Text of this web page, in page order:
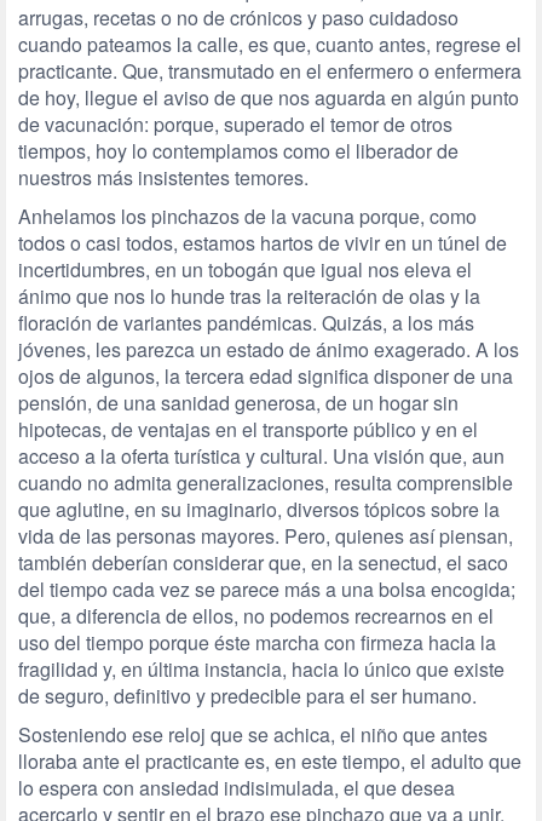
arrugas, recetas o no de crónicos y paso cuidadoso
cuando pateamos la calle, es que, cuanto antes, regrese el
practicante. Que, transmutado en el enfermero o enfermera
de hoy, llegue el aviso de que nos aguarda en algún punto
de vacunación: porque, superado el temor de otros
tiempos, hoy lo contemplamos como el liberador de
nuestros más insistentes temores.
Anhelamos los pinchazos de la vacuna porque, como
todos o casi todos, estamos hartos de vivir en un túnel de
incertidumbres, en un tobogán que igual nos eleva el
ánimo que nos lo hunde tras la reiteración de olas y la
floración de variantes pandémicas. Quizás, a los más
jóvenes, les parezca un estado de ánimo exagerado. A los
ojos de algunos, la tercera edad significa disponer de una
pensión, de una sanidad generosa, de un hogar sin
hipotecas, de ventajas en el transporte público y en el
acceso a la oferta turística y cultural. Una visión que, aun
cuando no admita generalizaciones, resulta comprensible
que aglutine, en su imaginario, diversos tópicos sobre la
vida de las personas mayores. Pero, quienes así piensan,
también deberían considerar que, en la senectud, el saco
del tiempo cada vez se parece más a una bolsa encogida;
que, a diferencia de ellos, no podemos recrearnos en el
uso del tiempo porque éste marcha con firmeza hacia la
fragilidad y, en última instancia, hacia lo único que existe
de seguro, definitivo y predecible para el ser humano.
Sosteniendo ese reloj que se achica, el niño que antes
lloraba ante el practicante es, en este tiempo, el adulto que
lo espera con ansiedad indisimulada, el que desea
acercarlo y sentir en el brazo ese pinchazo que va a unir,